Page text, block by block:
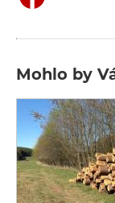
Mohlo by